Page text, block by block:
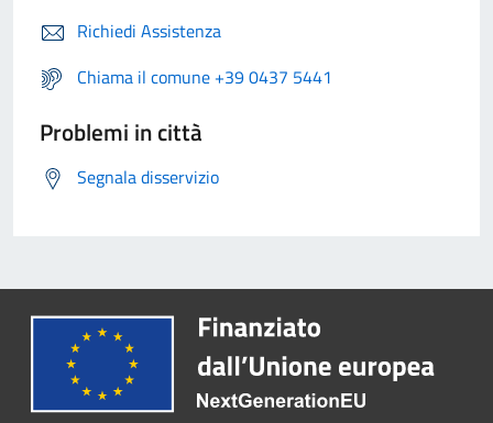
Richiedi Assistenza
Chiama il comune +39 0437 5441
Problemi in città
Segnala disservizio